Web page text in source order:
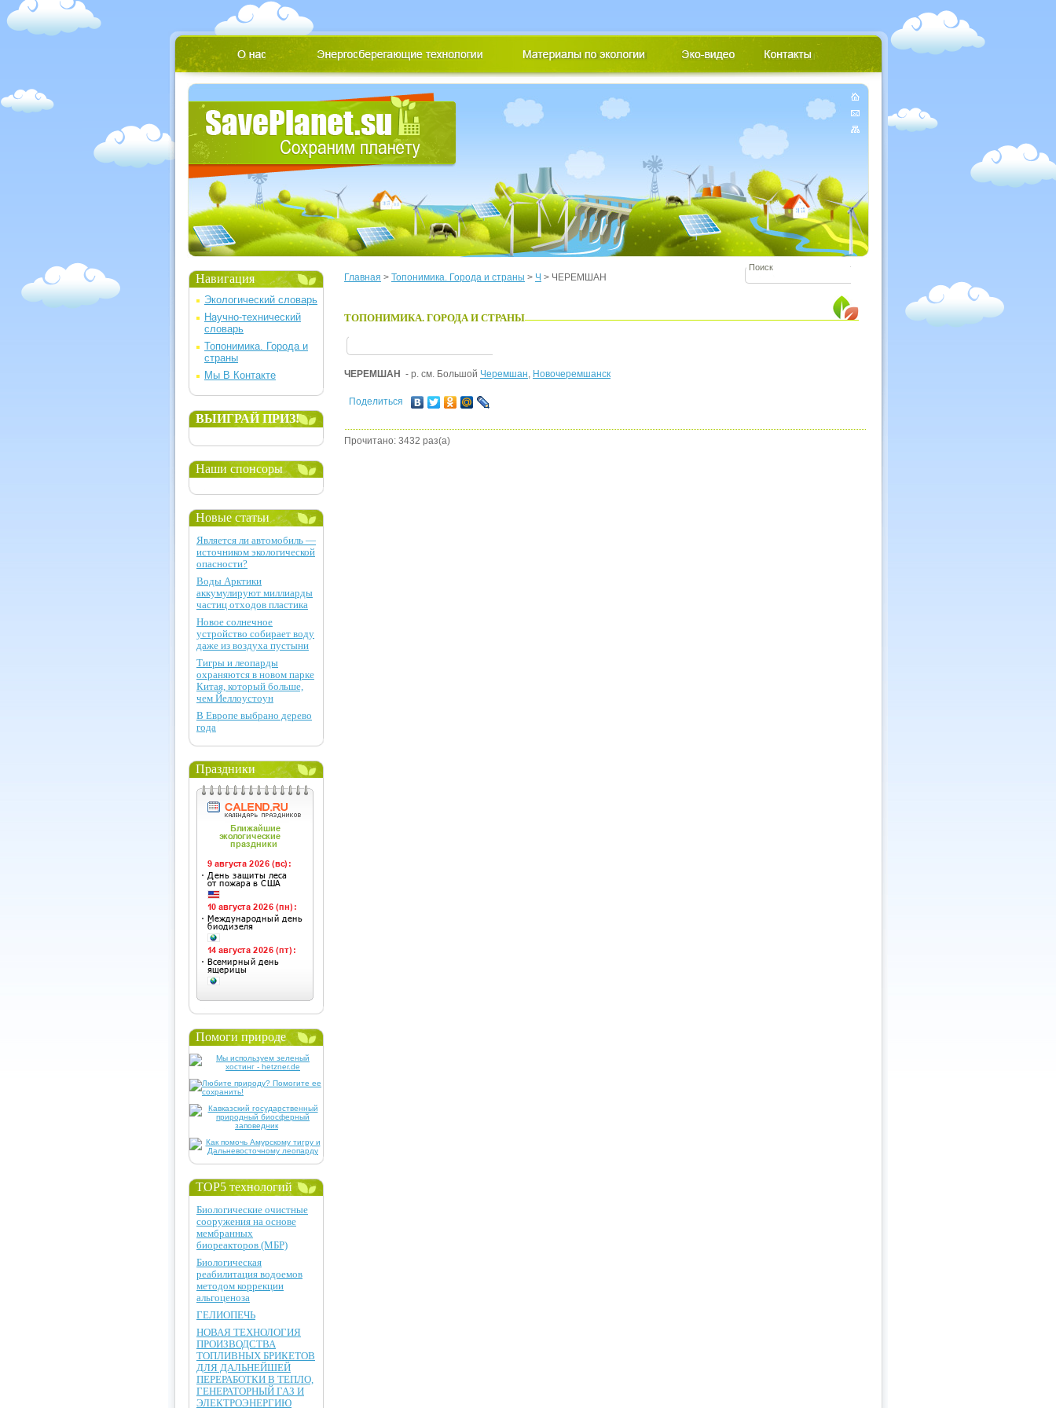
Главная > Топонимика. Города и страны > Ч > ЧЕРЕМШАН
ТОПОНИМИКА. ГОРОДА И СТРАНЫ
ЧЕРЕМШАН - р. см. Большой Черемшан, Новочеремшанск
Поделиться
Прочитано: 3432 раз(а)
Навигация
Экологический словарь
Научно-технический
словарь
Топонимика. Города и
страны
Мы В Контакте
ВЫИГРАЙ ПРИЗ!
Наши спонсоры
Новые статьи
Является ли автомобиль —
источником экологической
опасности?
Воды Арктики
аккумулируют миллиарды
частиц отходов пластика
Новое солнечное
устройство собирает воду
даже из воздуха пустыни
Тигры и леопарды
охраняются в новом парке
Китая, который больше,
чем Йеллоустоун
В Европе выбрано дерево
года
Праздники
Помоги природе
TOP5 технологий
Биологические очистные
сооружения на основе
мембранных
биореакторов (МБР)
Биологическая
реабилитация водоемов
методом коррекции
альгоценоза
ГЕЛИОПЕЧЬ
НОВАЯ ТЕХНОЛОГИЯ
ПРОИЗВОДСТВА
ТОПЛИВНЫХ БРИКЕТОВ
ДЛЯ ДАЛЬНЕЙШЕЙ
ПЕРЕРАБОТКИ В ТЕПЛО,
ГЕНЕРАТОРНЫЙ ГАЗ И
ЭЛЕКТРОЭНЕРГИЮ